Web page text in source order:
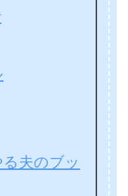
る夫のブッ